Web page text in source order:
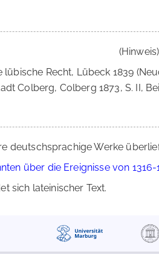
(Hinweis)
lübische Recht, Lübeck 1839
Colberg, Colberg 1873, S. II,
deutschsprachige Werke
über die Ereignisse von 1316-
sich lateinischer Text.